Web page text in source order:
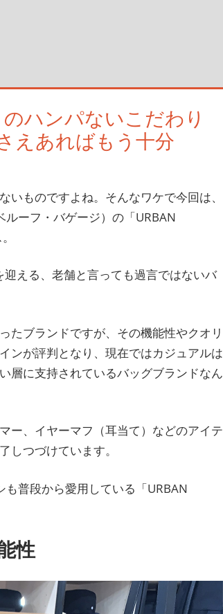
ハンパないこだわり
えあればもう十分
ものですよね。そんなワケで今回は、
ーフ・バゲージ）の「URBAN
える、老舗と言っても過言ではないバ
たブランドですが、その機能性やクオリ
ンが評判となり、現在ではカジュアルは
層に支持されているバッグブランドなん
ー、イヤーマフ（耳当て）などのアイテ
しつづけています。
普段から愛用している「URBAN
性